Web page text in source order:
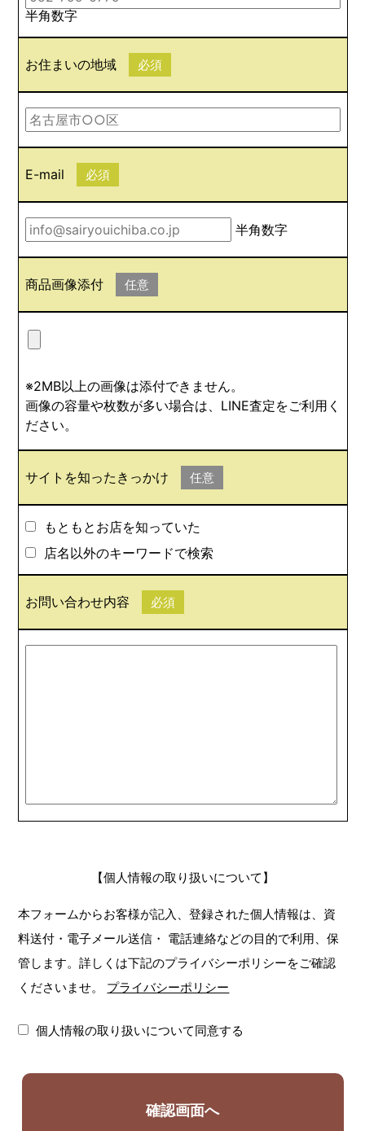
半角数字
お住まいの地域 必須
E-mail 必須
半角数字
商品画像添付 任意
※2MB以上の画像は添付できません。
画像の容量や枚数が多い場合は、LINE査定をご利用く
ださい。
サイトを知ったきっかけ 任意
もともとお店を知っていた
店名以外のキーワードで検索
お問い合わせ内容 必須
【個人情報の取り扱いについて】
本フォームからお客様が記入、登録された個人情報は、資
料送付・電子メール送信・ 電話連絡などの目的で利用、保
管します。詳しくは下記のプライバシーポリシーをご確認
くださいませ。
プライバシーポリシー
個人情報の取り扱いについて同意する